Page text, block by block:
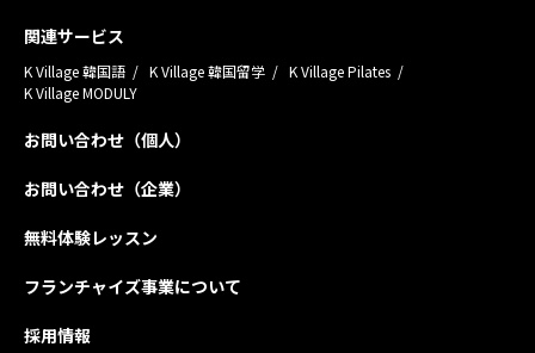
関連サービス
K Village 韓国語 K Village 韓国留学
K Village Pilates
K Village MODULY
お問い合わせ（個人）
お問い合わせ（企業）
無料体験レッスン
フランチャイズ事業について
採用情報